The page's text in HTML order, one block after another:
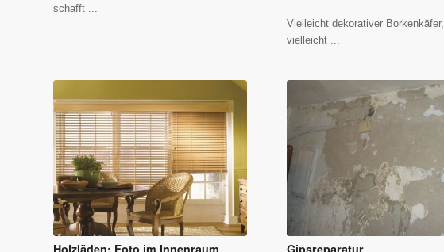
schafft ...
Vielleicht dekorativer Borkenkäfer,
vielleicht ...